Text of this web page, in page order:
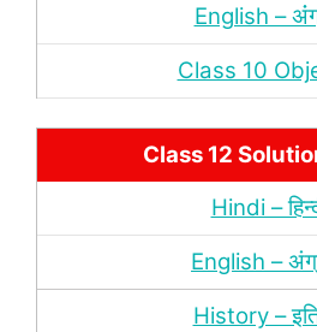
English –
Class 10
Class 12
Hindi –
English –
History –